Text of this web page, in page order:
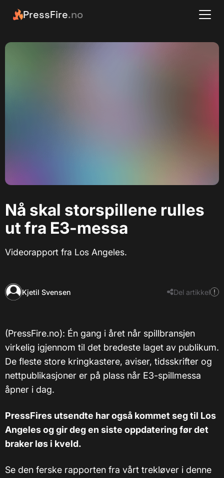
PressFire.no
Nå skal storspillene rulles
ut fra E3-messa
Videorapport fra Los Angeles.
Kjetil Svensen Del artikkel
(PressFire.no): Én gang i året når spillbransjen
virkelig igjennom til det bredeste laget av publikum.
De fleste store kringkastere, aviser, tidsskrifter og
nettpublikasjoner er på plass når E3-spillmessa
åpner i dag.
PressFires utsendte har også kommet seg til Los
Angeles og gir deg en siste oppdatering før det
braker løs i kveld.
Se den ferske rapporten fra vårt trekløver i denne